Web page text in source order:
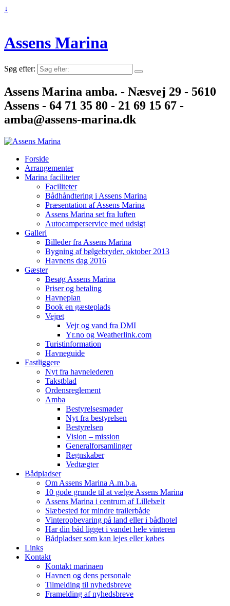
↓
Assens Marina
Søg efter:
Assens Marina amba. - Næsvej 29 - 5610
Assens - 64 71 35 80 - 21 69 15 67 -
amba@assens-marina.dk
Forside
Arrangementer
Marina faciliteter
Faciliteter
Bådhåndtering i Assens Marina
Præsentation af Assens Marina
Assens Marina set fra luften
Autocamperservice med udsigt
Galleri
Billeder fra Assens Marina
Bygning af bølgebryder, oktober 2013
Havnens dag 2016
Gæster
Besøg Assens Marina
Priser og betaling
Havneplan
Book en gæsteplads
Vejret
Vejr og vand fra DMI
Yr.no og Weatherlink.com
Turistinformation
Havneguide
Fastliggere
Nyt fra havnelederen
Takstblad
Ordensreglement
Amba
Bestyrelsesmøder
Nyt fra bestyrelsen
Bestyrelsen
Vision – mission
Generalforsamlinger
Regnskaber
Vedtægter
Bådpladser
Om Assens Marina A.m.b.a.
10 gode grunde til at vælge Assens Marina
Assens Marina i centrum af Lillebælt
Slæbested for mindre trailerbåde
Vinteropbevaring på land eller i bådhotel
Har din båd ligget i vandet hele vinteren
Bådpladser som kan lejes eller købes
Links
Kontakt
Kontakt marinaen
Havnen og dens personale
Tilmelding til nyhedsbreve
Framelding af nyhedsbreve